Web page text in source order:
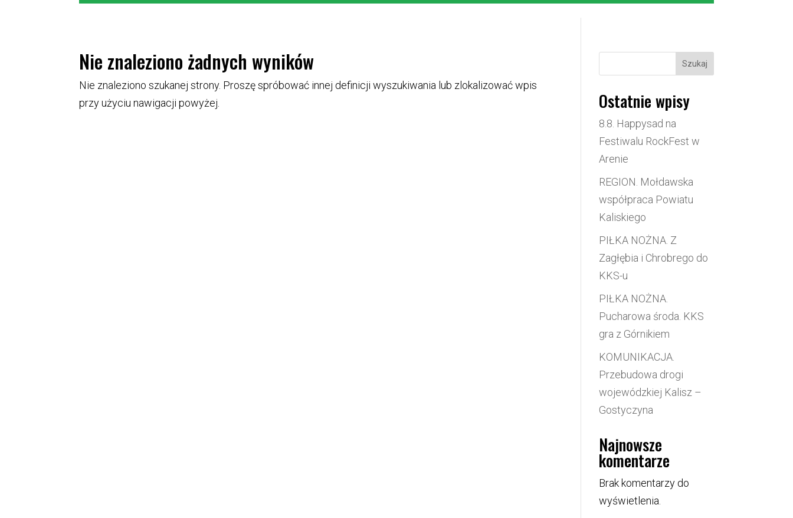
Nie znaleziono żadnych wyników
Nie znaleziono szukanej strony. Proszę spróbować innej definicji wyszukiwania lub zlokalizować wpis
przy użyciu nawigacji powyżej.
Szukaj
Ostatnie wpisy
8.8. Happysad na
Festiwalu RockFest w
Arenie
REGION. Mołdawska
współpraca Powiatu
Kaliskiego
PIŁKA NOŻNA. Z
Zagłębia i Chrobrego do
KKS-u
PIŁKA NOŻNA.
Pucharowa środa. KKS
gra z Górnikiem
KOMUNIKACJA.
Przebudowa drogi
wojewódzkiej Kalisz –
Gostyczyna
Najnowsze
komentarze
Brak komentarzy do
wyświetlenia.